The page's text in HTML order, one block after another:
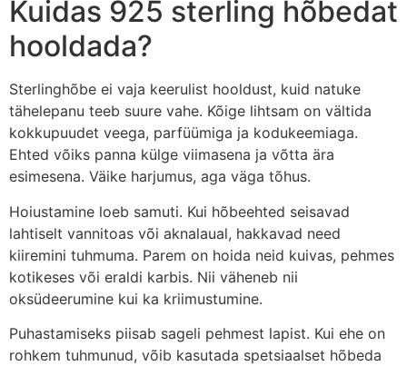
Kuidas 925 sterling hõbedat
hooldada?
Sterlinghõbe ei vaja keerulist hooldust, kuid natuke
tähelepanu teeb suure vahe. Kõige lihtsam on vältida
kokkupuudet veega, parfüümiga ja kodukeemiaga.
Ehted võiks panna külge viimasena ja võtta ära
esimesena. Väike harjumus, aga väga tõhus.
Hoiustamine loeb samuti. Kui hõbeehted seisavad
lahtiselt vannitoas või aknalaual, hakkavad need
kiiremini tuhmuma. Parem on hoida neid kuivas, pehmes
kotikeses või eraldi karbis. Nii väheneb nii
oksüdeerumine kui ka kriimustumine.
Puhastamiseks piisab sageli pehmest lapist. Kui ehe on
rohkem tuhmunud, võib kasutada spetsiaalset hõbeda